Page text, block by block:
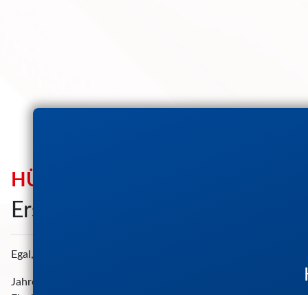
HÜLS DACHDECKERBETRIEB
Erstklassige Leistungen rund
Egal, ob Neueindeckung, Sanierung oder
Jahrelange Erfahrung, fachliche Kompetenz und präzises